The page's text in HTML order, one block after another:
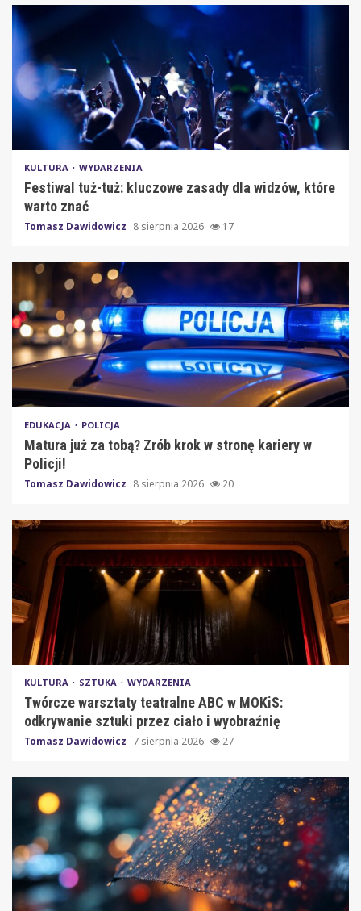
KULTURA WYDARZENIA
Festiwal tuż-tuż: kluczowe zasady dla widzów, które
warto znać
Tomasz Dawidowicz 8 sierpnia 2026 17
EDUKACJA POLICJA
Matura już za tobą? Zrób krok w stronę kariery w
Policji!
Tomasz Dawidowicz 8 sierpnia 2026 20
KULTURA SZTUKA WYDARZENIA
Twórcze warsztaty teatralne ABC w MOKiS:
odkrywanie sztuki przez ciało i wyobraźnię
Tomasz Dawidowicz 7 sierpnia 2026 27